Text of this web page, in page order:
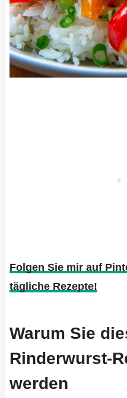
Folgen Sie mir auf
tägliche Rezepte!
Warum Sie
Rinderwurst-
werden